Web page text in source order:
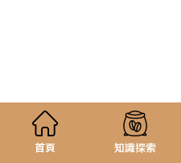
首頁 知識探索